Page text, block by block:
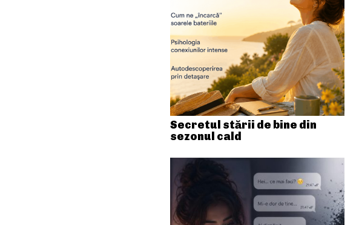
Secretul stării de bine din
sezonul cald